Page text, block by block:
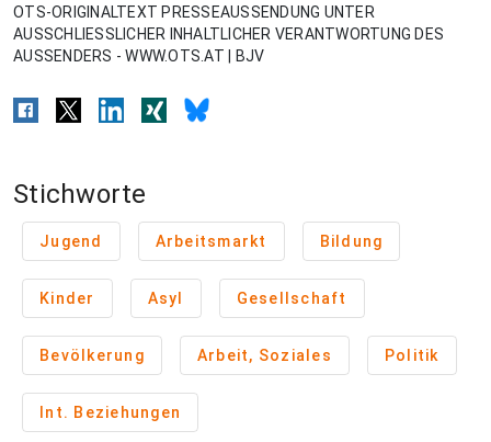
OTS-ORIGINALTEXT PRESSEAUSSENDUNG UNTER
AUSSCHLIESSLICHER INHALTLICHER VERANTWORTUNG DES
AUSSENDERS - WWW.OTS.AT | BJV
Stichworte
Jugend Arbeitsmarkt Bildung
Kinder Asyl Gesellschaft
Bevölkerung Arbeit, Soziales Politik
Int. Beziehungen